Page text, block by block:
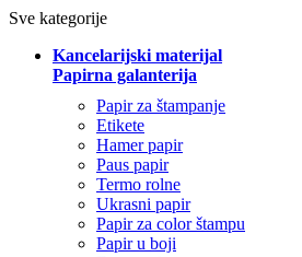
Sve kategorije
Kancelarijski materijal
Papirna galanterija
Papir za štampanje
Etikete
Hamer papir
Paus papir
Termo rolne
Ukrasni papir
Papir za color štampu
Papir u boji